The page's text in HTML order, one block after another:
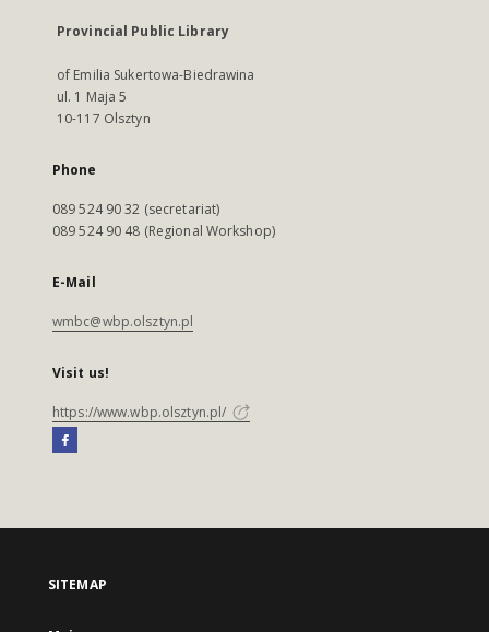
Provincial Public Library
of Emilia Sukertowa-Biedrawina
ul. 1 Maja 5
10-117 Olsztyn
Phone
089 524 90 32 (secretariat)
089 524 90 48 (Regional Workshop)
E-Mail
wmbc@wbp.olsztyn.pl
Visit us!
https://www.wbp.olsztyn.pl/
SITEMAP